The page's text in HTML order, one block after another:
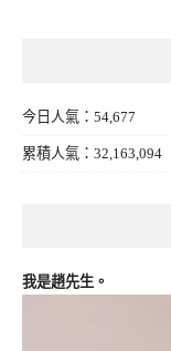
今日人氣：54,677
累積人氣：32,163,094
我是趙先生。